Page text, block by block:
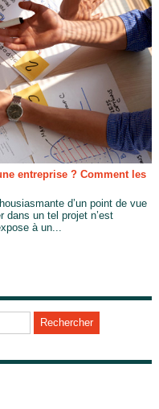
entreprise ? Comment les
d’un point de vue
dans un tel projet n’est
à un...